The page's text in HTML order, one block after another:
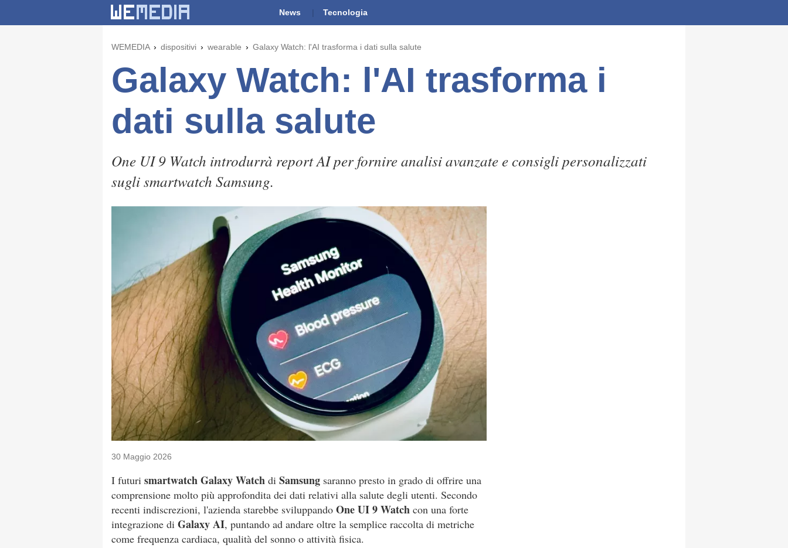
News Tecnologia
WEMEDIA dispositivi wearable Galaxy Watch: l'AI trasforma i dati sulla salute
Galaxy Watch: l'AI trasforma i
dati sulla salute
One UI 9 Watch introdurrà report AI per fornire analisi avanzate e consigli personalizzati
sugli smartwatch Samsung.
30 Maggio 2026
I futuri smartwatch Galaxy Watch di Samsung saranno presto in grado di offrire una
comprensione molto più approfondita dei dati relativi alla salute degli utenti. Secondo
recenti indiscrezioni, l'azienda starebbe sviluppando One UI 9 Watch con una forte
integrazione di Galaxy AI, puntando ad andare oltre la semplice raccolta di metriche
come frequenza cardiaca, qualità del sonno o attività fisica.